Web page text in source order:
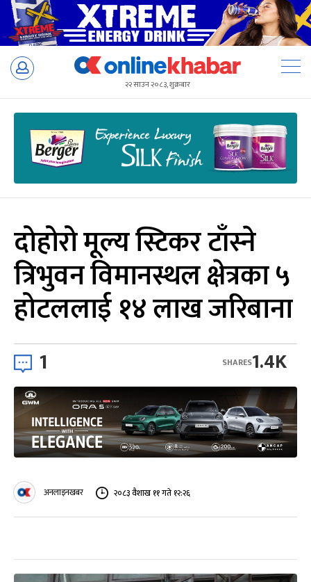
Skip
२२ साउन २०८३, शुक्रबार
दोहोरो मूल्य स्टिकर टाँस्ने
त्रिभुवन विमानस्थल क्षेत्रका ५
होटललाई १४ लाख जरिबाना
1 1.4K
SHARES
अनलाइनखबर २०८३ वैशाख ११ गते १२:२६